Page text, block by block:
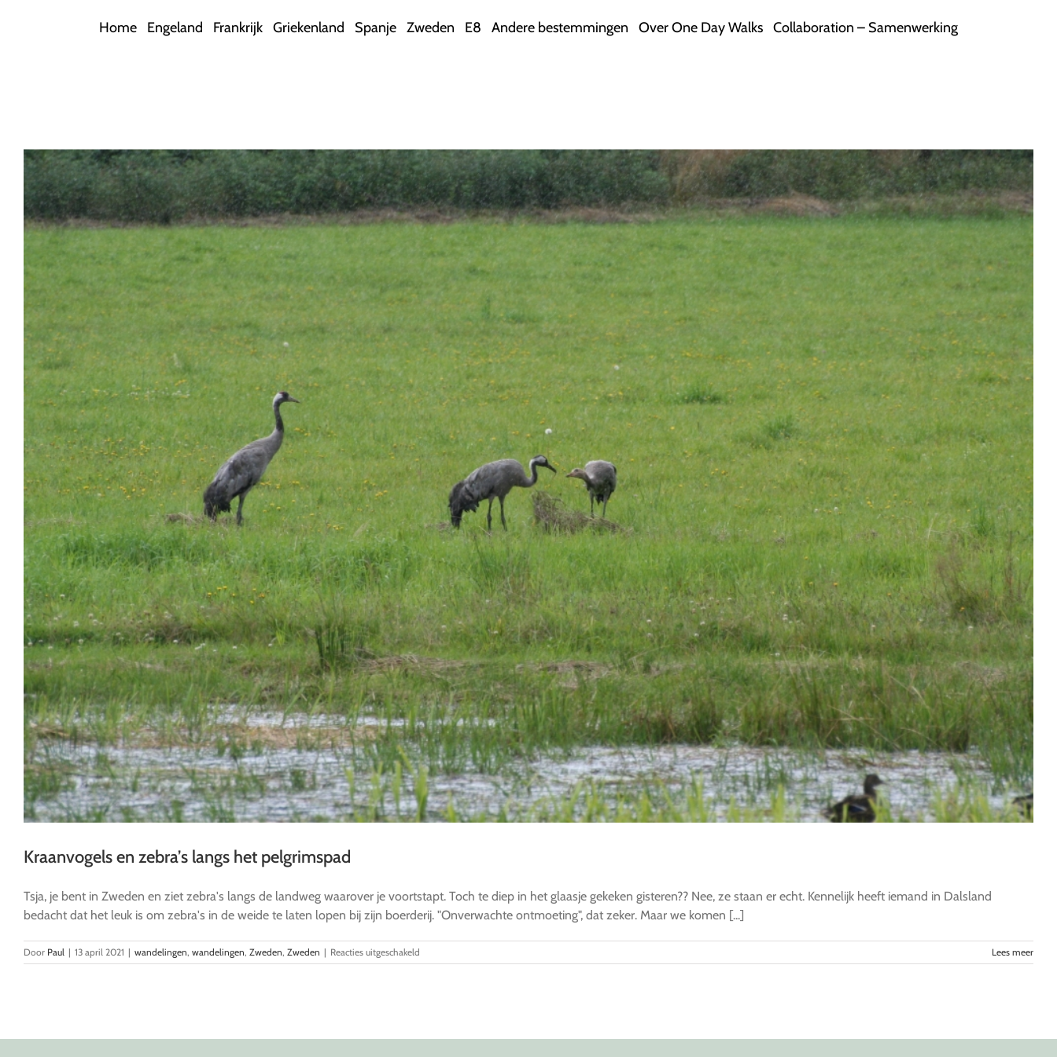
Home Engeland Frankrijk Griekenland Spanje Zweden E8 Andere bestemmingen Over One Day Walks Collaboration – Samenwerking
Kraanvogels en zebra’s langs het pelgrimspad
Tsja, je bent in Zweden en ziet zebra's langs de landweg waarover je voortstapt. Toch te diep in het glaasje gekeken gisteren?? Nee, ze staan er echt. Kennelijk heeft iemand in Dalsland
bedacht dat het leuk is om zebra's in de weide te laten lopen bij zijn boerderij. "Onverwachte ontmoeting", dat zeker. Maar we komen [...]
Door Paul | 13 april 2021 | wandelingen, wandelingen, Zweden, Zweden | Reacties uitgeschakeld
Kraanvogels
pelgrimspad
Lees meer